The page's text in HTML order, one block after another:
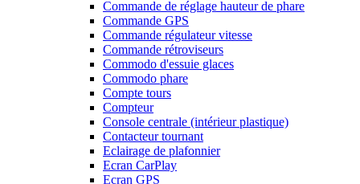
Commande de réglage hauteur de phare
Commande GPS
Commande régulateur vitesse
Commande rétroviseurs
Commodo d'essuie glaces
Commodo phare
Compte tours
Compteur
Console centrale (intérieur plastique)
Contacteur tournant
Eclairage de plafonnier
Ecran CarPlay
Ecran GPS